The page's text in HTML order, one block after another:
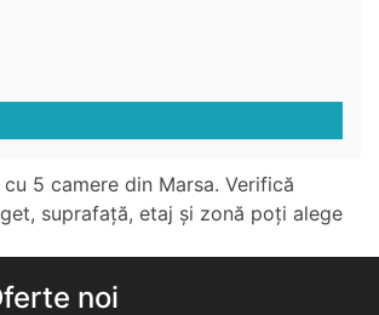
5 camere din Marsa. Verifică
suprafață, etaj și zonă poți alege
noi